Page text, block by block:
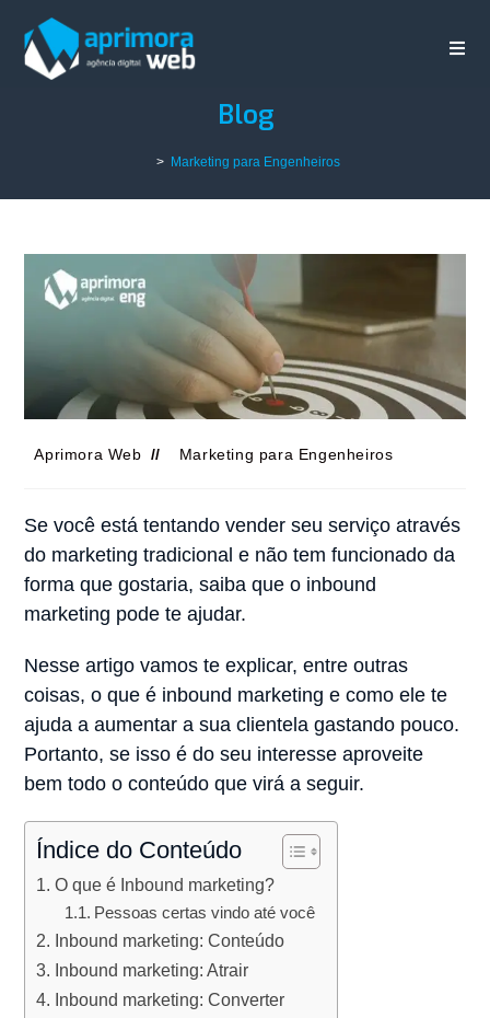
Blog
> Marketing para Engenheiros
Aprimora Web Marketing para Engenheiros
Se você está tentando vender seu serviço através
do marketing tradicional e não tem funcionado da
forma que gostaria, saiba que o inbound
marketing pode te ajudar.
Nesse artigo vamos te explicar, entre outras
coisas, o que é inbound marketing e como ele te
ajuda a aumentar a sua clientela gastando pouco.
Portanto, se isso é do seu interesse aproveite
bem todo o conteúdo que virá a seguir.
Índice do Conteúdo
O que é Inbound marketing?
Pessoas certas vindo até você
Inbound marketing: Conteúdo
Inbound marketing: Atrair
Inbound marketing: Converter